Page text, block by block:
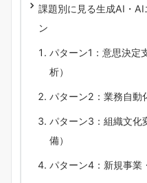
課題別に見る生成AI・
ン
パターン1：意思決定
析）
パターン2：業務自動
パターン3：組織文化
備）
パターン4：新規事業